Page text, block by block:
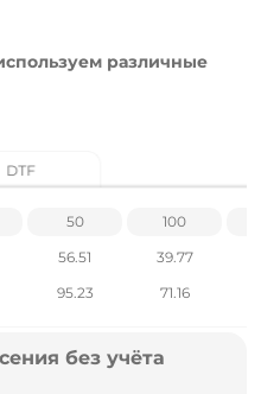
различные
DTF
50 100
56.51 39.77
95.23 71.16
без учёта